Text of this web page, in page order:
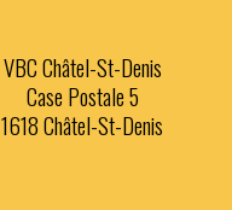
VBC Châtel-St-Denis
Case Postale 5
1618 Châtel-St-Denis